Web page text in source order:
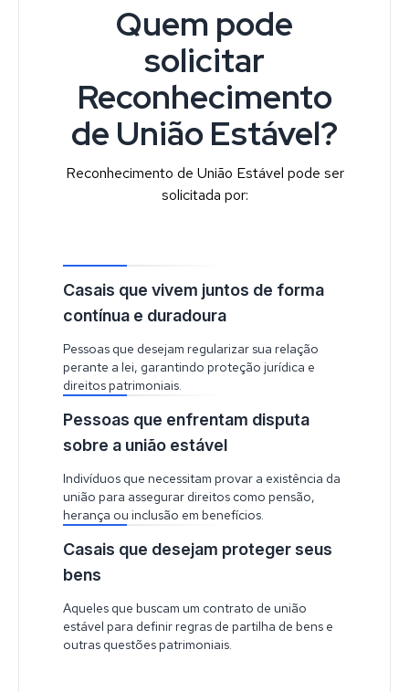
Quem pode
solicitar
Reconhecimento
de União Estável?
Reconhecimento de União Estável pode ser
solicitada por:
Casais que vivem juntos de forma
contínua e duradoura
Pessoas que desejam regularizar sua relação
perante a lei, garantindo proteção jurídica e
direitos patrimoniais.
Pessoas que enfrentam disputa
sobre a união estável
Indivíduos que necessitam provar a existência da
união para assegurar direitos como pensão,
herança ou inclusão em benefícios.
Casais que desejam proteger seus
bens
Aqueles que buscam um contrato de união
estável para definir regras de partilha de bens e
outras questões patrimoniais.